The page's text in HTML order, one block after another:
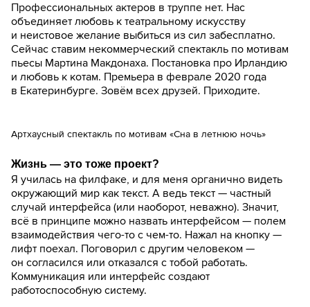
Профессиональных актеров в труппе нет. Нас
объединяет любовь к театральному искусству
и неистовое желание выбиться из сил забесплатно.
Сейчас ставим некоммерческий спектакль по мотивам
пьесы Мартина Макдонаха. Постановка про Ирландию
и любовь к котам. Премьера в феврале 2020 года
в Екатеринбурге. Зовём всех друзей. Приходите.
Артхаусный спектакль по мотивам «Сна в летнюю ночь»
Жизнь — это тоже проект?
Я училась на филфаке, и для меня органично видеть
окружающий мир как текст. А ведь текст — частный
случай интерфейса (или наоборот, неважно). Значит,
всё в принципе можно назвать интерфейсом — полем
взаимодействия чего-то с чем-то. Нажал на кнопку —
лифт поехал. Поговорил с другим человеком —
он согласился или отказался с тобой работать.
Коммуникация или интерфейс создают
работоспособную систему.